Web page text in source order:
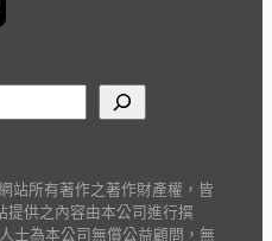
所有著作之著作財產權，皆
提供之內容由本公司進行撰
士為本公司無償公益顧問，無